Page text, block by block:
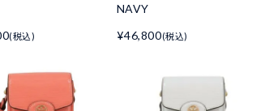
(税込)
NAVY
¥46,800(税込)